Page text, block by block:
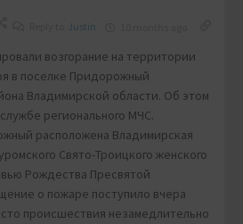
Justin
возгорание на территории
в поселке Придорожный
Владимирской области. Об этом
регионального МЧС.
расположена Владимирская
Свято-Троицкого женского
Рождества Пресвятой
о пожаре поступило вчера
происшествия незамедлительно